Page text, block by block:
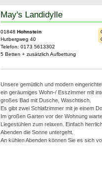
May's Landidylle
01848 Hohnstein
Hutbergweg 40
Telefon: 0173 5613302
5 Betten + zusätzlich Aufbettung
Unsere gemütlich und modern
ein geräumiges Wohn-/ Esszimmer mit
großes Bad mit Dusche, Waschtisch.
Es gibt zwei Schlafzimmer mit je einem
Im großen Garten vor der Wohnung
Liegestühlen zum relaxen. Einfach
Abenden die Sonne untergeht.
An kühlen Abenden können Sie es sich